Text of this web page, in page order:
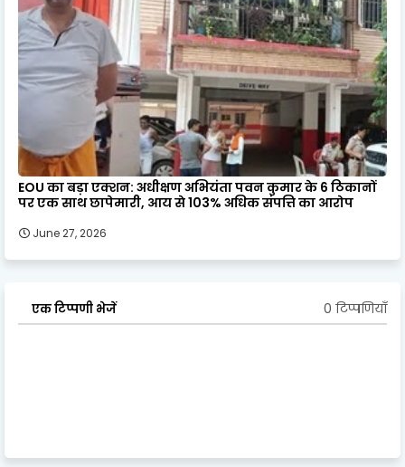
EOU का बड़ा एक्शन: अधीक्षण अभियंता पवन कुमार के 6 ठिकानों
पर एक साथ छापेमारी, आय से 103% अधिक संपत्ति का आरोप
June 27, 2026
एक टिप्पणी भेजें 0 टिप्पणियाँ